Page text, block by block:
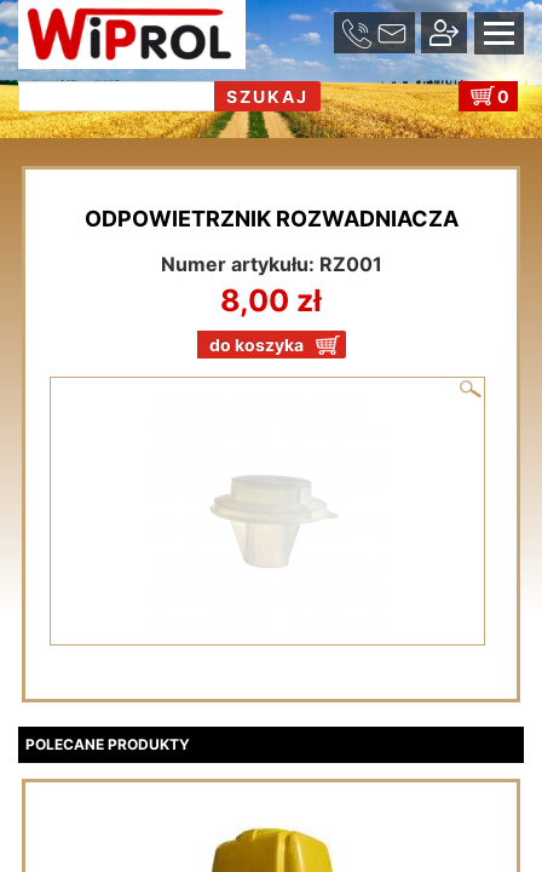
0
ODPOWIETRZNIK ROZWADNIACZA
Numer artykułu: RZ001
8,00 zł
do koszyka
POLECANE PRODUKTY